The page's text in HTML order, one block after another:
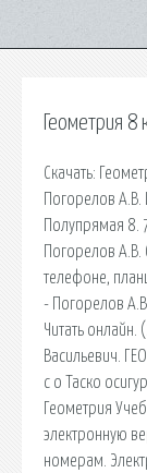
Геометрия 8
Скачать:
Погорелов
Полупрямая 8.
Погорелов А.В.
телефоне,
- Погорелов
Читать
Васильевич.
с о Таско
Геометрия
электронную
номерам.